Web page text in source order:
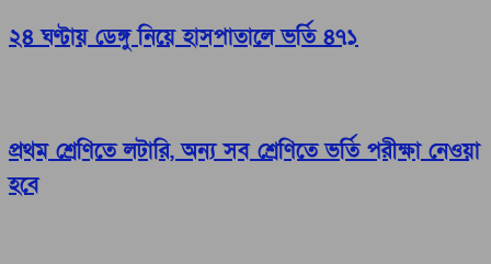
২৪ ঘণ্টায় ডেঙ্গু নিয়ে হাসপাতালে ভর্তি ৪৭১
প্রথম শ্রেণিতে লটারি, অন্য সব শ্রেণিতে ভর্তি পরীক্ষা নেওয়া
হবে